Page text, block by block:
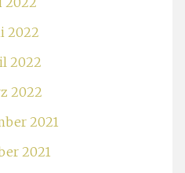
2022
2022
2022
2021
2021